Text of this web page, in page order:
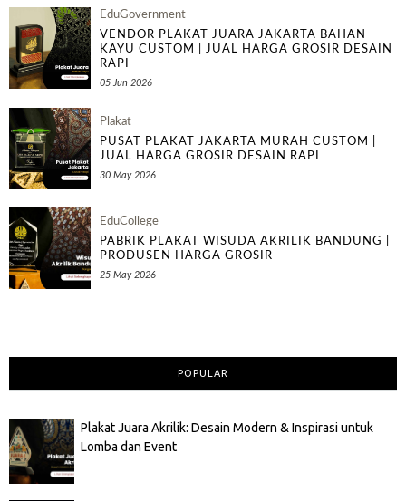
EduGovernment
VENDOR PLAKAT JUARA JAKARTA BAHAN
KAYU CUSTOM | JUAL HARGA GROSIR DESAIN
RAPI
05 Jun 2026
Plakat
PUSAT PLAKAT JAKARTA MURAH CUSTOM |
JUAL HARGA GROSIR DESAIN RAPI
30 May 2026
EduCollege
PABRIK PLAKAT WISUDA AKRILIK BANDUNG |
PRODUSEN HARGA GROSIR
25 May 2026
POPULAR
Plakat Juara Akrilik: Desain Modern & Inspirasi untuk
Lomba dan Event